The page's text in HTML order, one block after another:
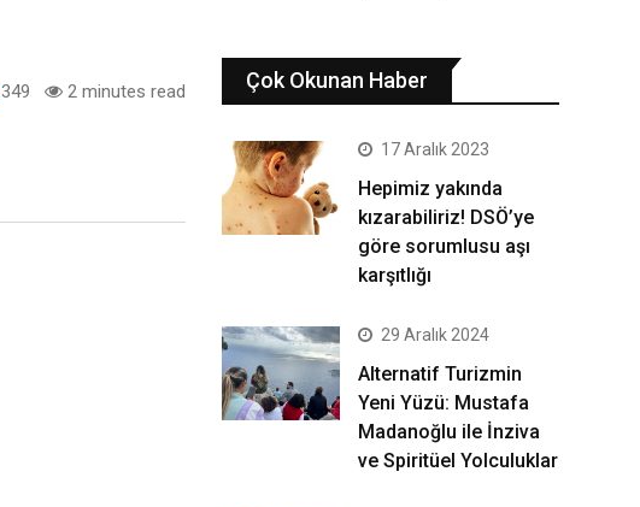
349 2 minutes read Çok Okunan Haber
17 Aralık 2023
Hepimiz yakında
kızarabiliriz! DSÖ’ye
göre sorumlusu aşı
karşıtlığı
29 Aralık 2024
Alternatif Turizmin
Yeni Yüzü: Mustafa
Madanoğlu ile İnziva
ve Spiritüel Yolculuklar